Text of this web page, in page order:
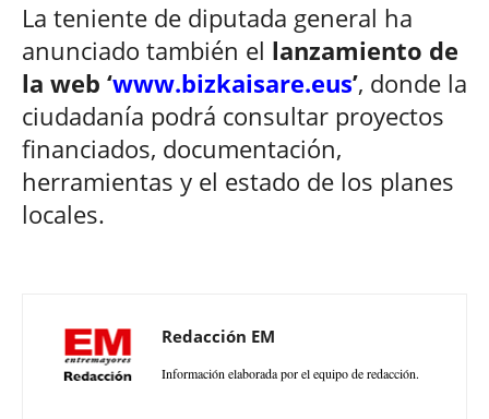
La teniente de diputada general ha
anunciado también el lanzamiento de
la web ‘www.bizkaisare.eus’, donde la
ciudadanía podrá consultar proyectos
financiados, documentación,
herramientas y el estado de los planes
locales.
Redacción EM
Información elaborada por el equipo de redacción.